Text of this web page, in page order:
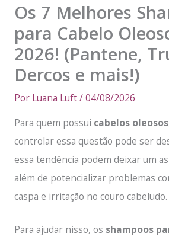
Os 7 Melhores
para Cabelo
2026! (Pantene,
Dercos e mais!)
Por Luana Luft/04/08/2026
Para quem possui cabelos oleosos
controlar essa questão pode ser
essa tendência podem deixar um
além de potencializar problemas
caspa e irritação no couro cabeludo.
Para ajudar nisso, os shampoos